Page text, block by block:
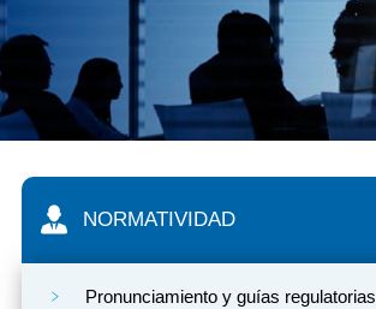
NORMATIVIDAD
Pronunciamiento y guías regulatorias